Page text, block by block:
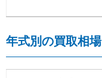
年式別の買取相場